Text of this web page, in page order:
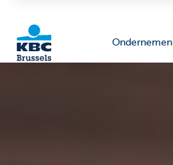
Ondernemen